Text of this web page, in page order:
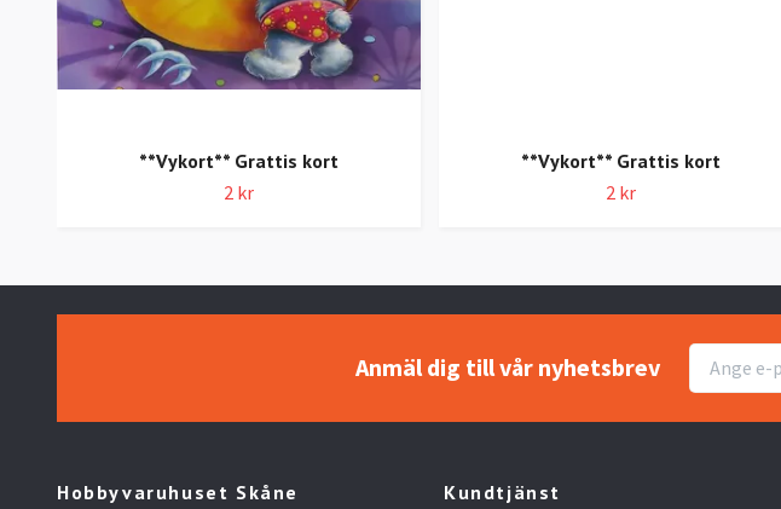
**Vykort** Grattis kort
2 kr
**Vykort** Grattis kort
2 kr
Anmäl dig till vår nyhetsbrev
Hobbyvaruhuset Skåne Kundtjänst